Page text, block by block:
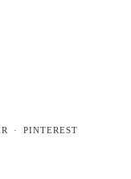
PINTEREST